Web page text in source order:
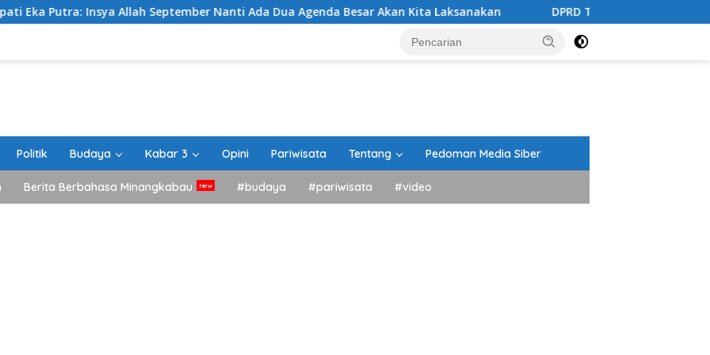
Allah September Nanti Ada Dua Agenda Besar Akan Kita Laksanakan DPRD Tanah Datar Gelar Paripurna
Politik Budaya Kabar 3 Opini Pariwisata Tentang Pedoman Media Siber
Berita Berbahasa Minangkabau #budaya #pariwisata #video